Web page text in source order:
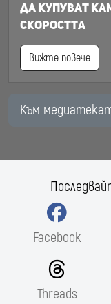
да купуват
скоростта
Вижте повече
Към
Facebook
Threads